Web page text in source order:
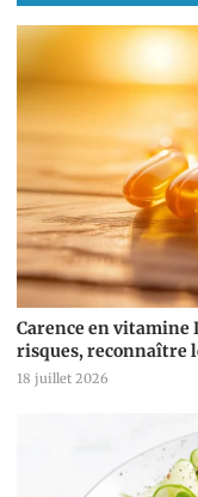
Carence en vitamine
risques, reconnaître
18 juillet 2026